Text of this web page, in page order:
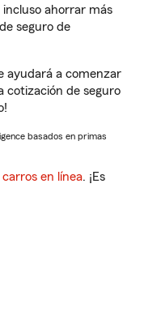
incluso ahorrar más
seguro de
ayudará a comenzar
cotización de seguro
basados en primas
en línea. ¡Es